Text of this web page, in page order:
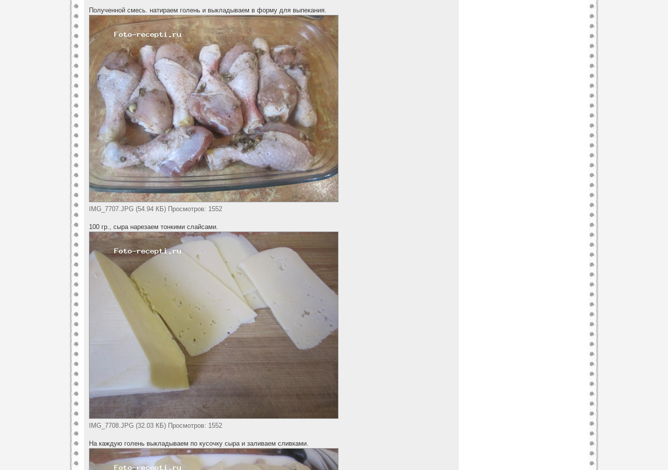
Полученной смесь. натираем голень и выкладываем в форму для выпекания.
IMG_7707.JPG (54.94 КБ) Просмотров: 1552
100 гр., сыра нарезаем тонкими слайсами.
IMG_7708.JPG (32.03 КБ) Просмотров: 1552
На каждую голень выкладываем по кусочку сыра и заливаем сливками.